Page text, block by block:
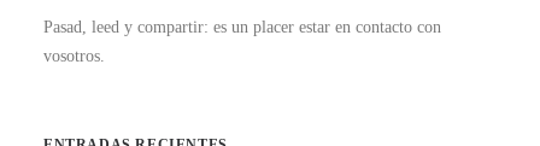
Pasad, leed y compartir: es un placer estar en contacto con
vosotros.